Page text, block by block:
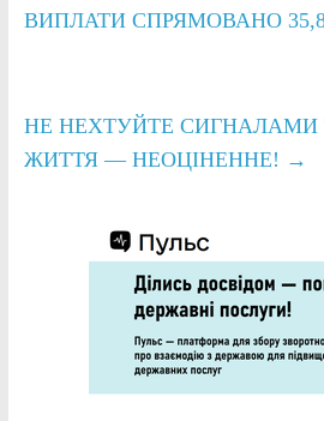
ВИПЛАТИ СПРЯМОВАНО
НЕ НЕХТУЙТЕ СИГНАЛАМИ
ЖИТТЯ — НЕОЦІНЕННЕ! →